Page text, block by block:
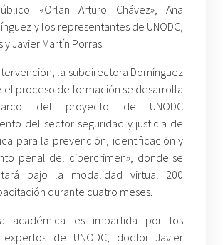
«Orlan Arturo Chávez», Ana
y los representantes de UNODC,
y Javier Martín Porras.
la subdirectora Domínguez
el proceso de formación se desarrolla
del proyecto de UNODC
del sector seguridad y justicia de
para la prevención, identificación y
penal del cibercrimen», donde se
bajo la modalidad virtual 200
durante cuatro meses.
académica es impartida por los
expertos de UNODC, doctor Javier